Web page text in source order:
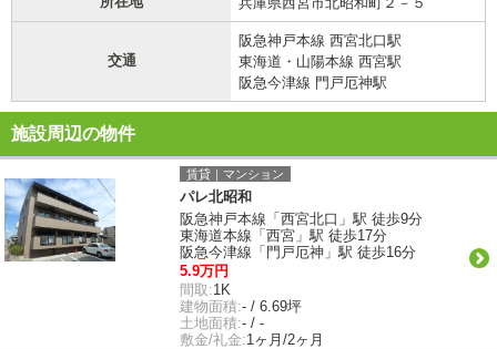
交通
阪急神戸本線 西宮北口駅
東海道・山陽本線 西宮駅
阪急今津線 門戸厄神駅
施設周辺の物件
賃貸｜マンション
パレ北昭和
阪急神戸本線「西宮北口」駅 徒歩9分
東海道本線「西宮」駅 徒歩17分
阪急今津線「門戸厄神」駅 徒歩16分
5.9万円
間取:1K
建物面積:- / 6.69坪
土地面積:- / -
敷金/礼金:1ヶ月/2ヶ月